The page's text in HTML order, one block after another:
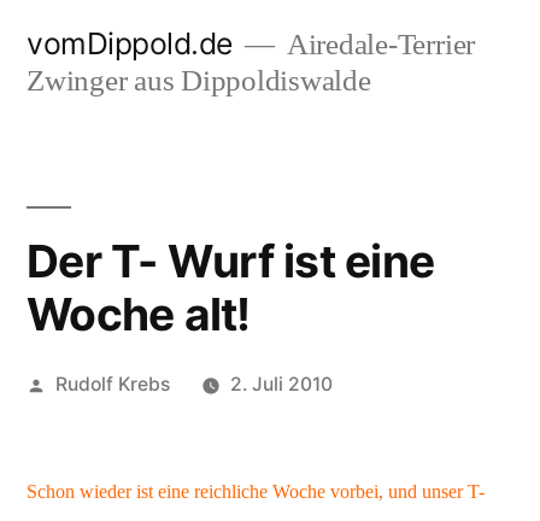
Inhalt
vomDippold.de
Airedale-Terrier
Zwinger aus Dippoldiswalde
Der T- Wurf ist eine
Woche alt!
Veröffentlicht
Rudolf Krebs 2. Juli 2010
Schon wieder ist eine reichliche Woche vorbei, und unser T-